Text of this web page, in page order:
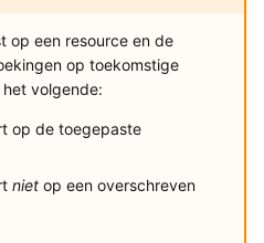
op een resource en de
op toekomstige
volgende:
op de toegepaste
nietop een overschreven